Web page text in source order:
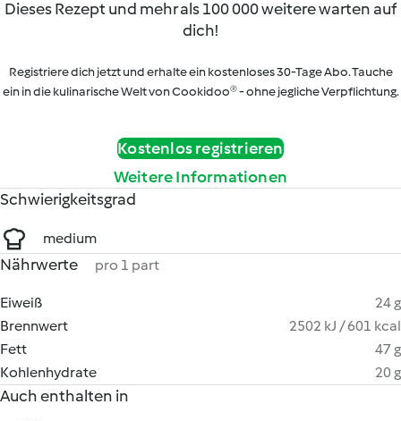
Dieses Rezept und mehr als 100 000 weitere warten auf
dich!
Registriere dich jetzt und erhalte ein kostenloses 30-Tage Abo. Tauche
ein in die kulinarische Welt von Cookidoo® - ohne jegliche Verpflichtung.
Kostenlos registrieren
Weitere Informationen
Schwierigkeitsgrad
medium
Nährwerte pro 1 part
Eiweiß
24 g
Brennwert
2502 kJ / 601 kcal
Fett
47 g
Kohlenhydrate
20 g
Auch enthalten in